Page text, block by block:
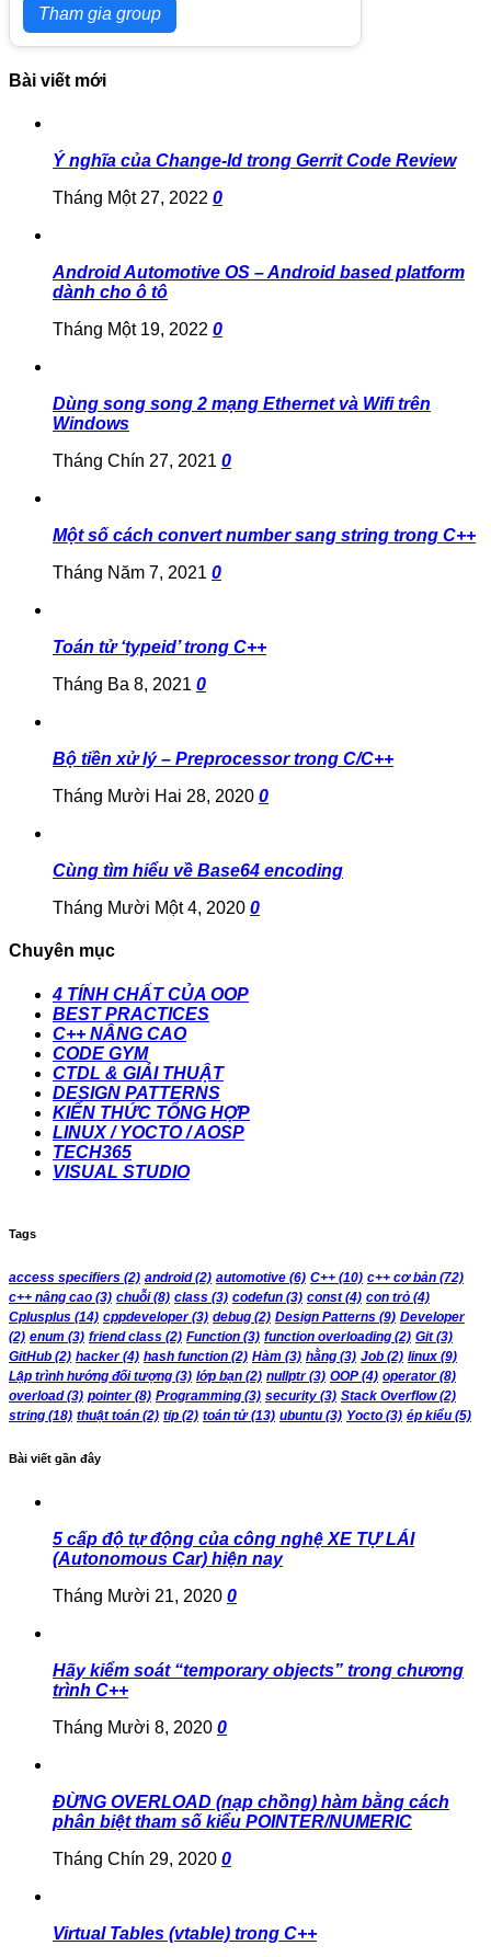
Tham gia group
Bài viết mới
Ý nghĩa của Change-Id trong Gerrit Code Review
Tháng Một 27, 2022 0
Android Automotive OS – Android based platform
dành cho ô tô
Tháng Một 19, 2022 0
Dùng song song 2 mạng Ethernet và Wifi trên
Windows
Tháng Chín 27, 2021 0
Một số cách convert number sang string trong C++
Tháng Năm 7, 2021 0
Toán tử ‘typeid’ trong C++
Tháng Ba 8, 2021 0
Bộ tiền xử lý – Preprocessor trong C/C++
Tháng Mười Hai 28, 2020 0
Cùng tìm hiểu về Base64 encoding
Tháng Mười Một 4, 2020 0
Chuyên mục
4 TÍNH CHẤT CỦA OOP
BEST PRACTICES
C++ NÂNG CAO
CODE GYM
CTDL & GIẢI THUẬT
DESIGN PATTERNS
KIẾN THỨC TỔNG HỢP
LINUX / YOCTO / AOSP
TECH365
VISUAL STUDIO
Tags
access specifiers (2) android(2) automotive (6) C++ (10) c++ cơ bản (72)
c++ nâng cao (3) chuỗi(8) class (3) codefun (3) const(4) con trỏ (4)
Cplusplus (14) cppdeveloper(3) debug (2) Design Patterns (9) Developer
(2) enum (3) friend class (2) Function (3) function overloading (2) Git(3)
GitHub (2) hacker(4) hash function (2) Hàm (3) hằng (3) Job (2) linux (9)
Lập trình hướng đối tượng (3) lớp bạn (2) nullptr(3) OOP (4) operator(8)
overload(3) pointer(8) Programming (3) security (3) Stack Overflow(2)
string (18) thuật toán (2) tip (2) toán tử(13) ubuntu (3) Yocto (3) ép kiểu (5)
Bài viết gần đây
5 cấp độ tự động của công nghệ XE TỰ LÁI
(Autonomous Car) hiện nay
Tháng Mười 21, 2020 0
Hãy kiểm soát “temporary objects” trong chương
trình C++
Tháng Mười 8, 2020 0
ĐỪNG OVERLOAD (nạp chồng) hàm bằng cách
phân biệt tham số kiểu POINTER/NUMERIC
Tháng Chín 29, 2020 0
Virtual Tables (vtable) trong C++